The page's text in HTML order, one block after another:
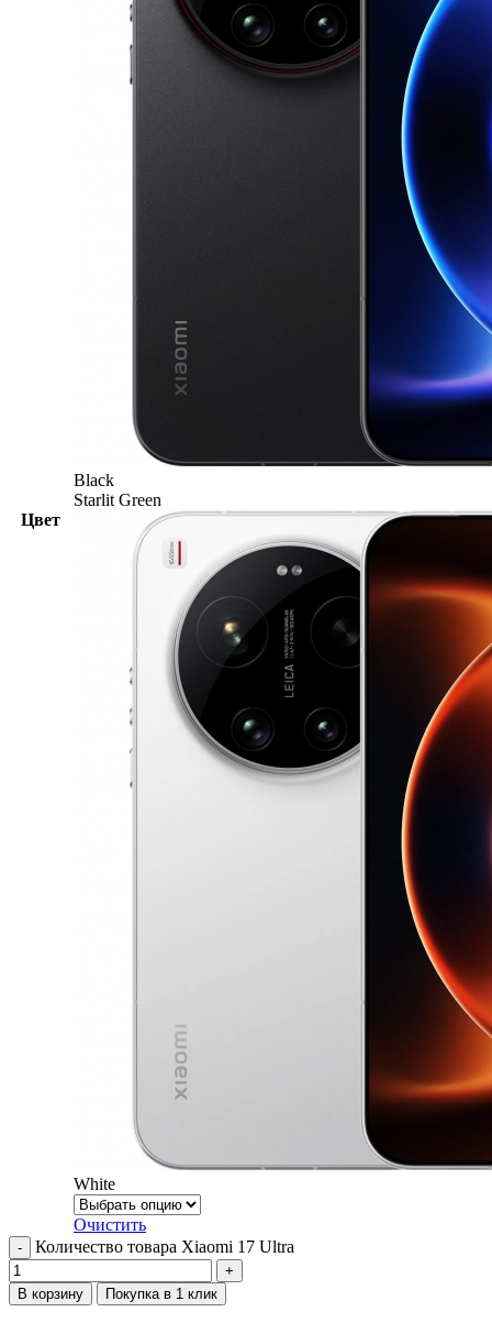
Цвет
Black
Starlit Green
White
Очистить
Количество товара Xiaomi 17 Ultra
В корзину Покупка в 1 клик